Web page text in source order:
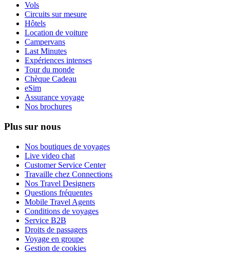
Vols
Circuits sur mesure
Hôtels
Location de voiture
Campervans
Last Minutes
Expériences intenses
Tour du monde
Chèque Cadeau
eSim
Assurance voyage
Nos brochures
Plus sur nous
Nos boutiques de voyages
Live video chat
Customer Service Center
Travaille chez Connections
Nos Travel Designers
Questions fréquentes
Mobile Travel Agents
Conditions de voyages
Service B2B
Droits de passagers
Voyage en groupe
Gestion de cookies